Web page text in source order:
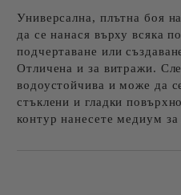
Универсална, плътна боя
да се нанася върху всяка
подчертаване или
Отличена и за витражи.
водоустойчива и може да
стъклени и гладки
контур нанесете медиум за